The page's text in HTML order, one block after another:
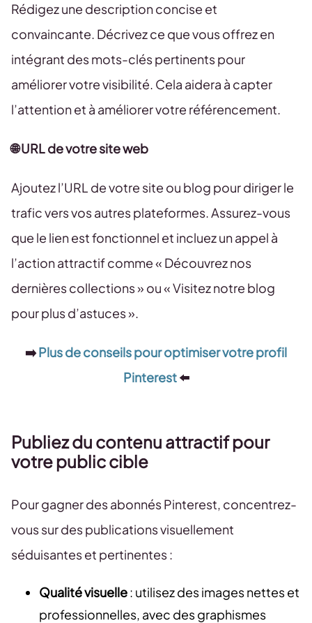
Rédigez une description concise et
convaincante. Décrivez ce que vous offrez en
intégrant des mots-clés pertinents pour
améliorer votre visibilité. Cela aidera à capter
l’attention et à améliorer votre référencement.
🌐 URL de votre site web
Ajoutez l’URL de votre site ou blog pour diriger le
trafic vers vos autres plateformes. Assurez-vous
que le lien est fonctionnel et incluez un appel à
l’action attractif comme « Découvrez nos
dernières collections » ou « Visitez notre blog
pour plus d’astuces ».
➡️Plus de conseils pour optimiser votre profil
Pinterest⬅️
Publiez du contenu attractif pour
votre public cible
Pour gagner des abonnés Pinterest, concentrez-
vous sur des publications visuellement
séduisantes et pertinentes :
Qualité visuelle: utilisez des images nettes et
professionnelles, avec des graphismes